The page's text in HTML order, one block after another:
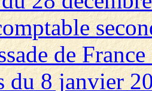
de
du 8 janvier